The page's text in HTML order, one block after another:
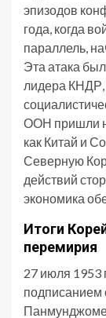
эпизодов
года, когда
параллель,
Эта атака
лидера КНДР,
ООН пришли
как Китай и
Северную
действий
экономика
Итоги
перемирия
27 июля 1953
подписанием